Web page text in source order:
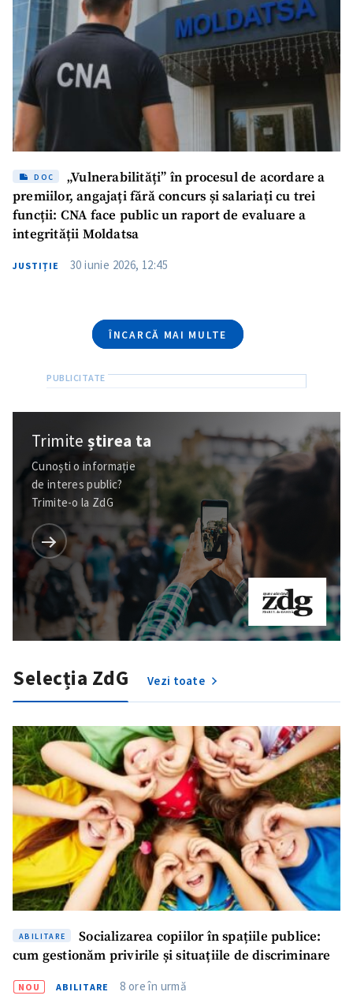
SUSȚINE
DOC
„Vulnerabilități” în procesul de acordare a
premiilor, angajați fără concurs și salariați cu trei
funcții: CNA face public un raport de evaluare a
integrității Moldatsa
JUSTIȚIE 30 iunie 2026, 12:45
ÎNCARCĂ MAI MULTE
Trimiteștirea ta
Cunoști o informație
de interes public?
Trimite-o la ZdG
Selecția ZdG Vezi toate
ABILITARE
Socializarea copiilor în spațiile publice:
cum gestionăm privirile și situațiile de discriminare
NOU ABILITARE 8 ore în urmă
Email+ Emailul meu
Telefon
+ Telefon personal
Am citit și sunt de
politica de
confidențialitate
TRIMITE ȘTIREA